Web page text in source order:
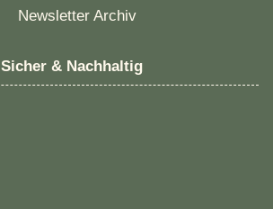
Newsletter Archiv
Sicher & Nachhaltig